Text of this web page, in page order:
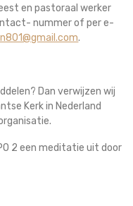
en pastoraal werker
nummer of per e-
.
Dan verwijzen wij
Kerk in Nederland
2 een meditatie uit door